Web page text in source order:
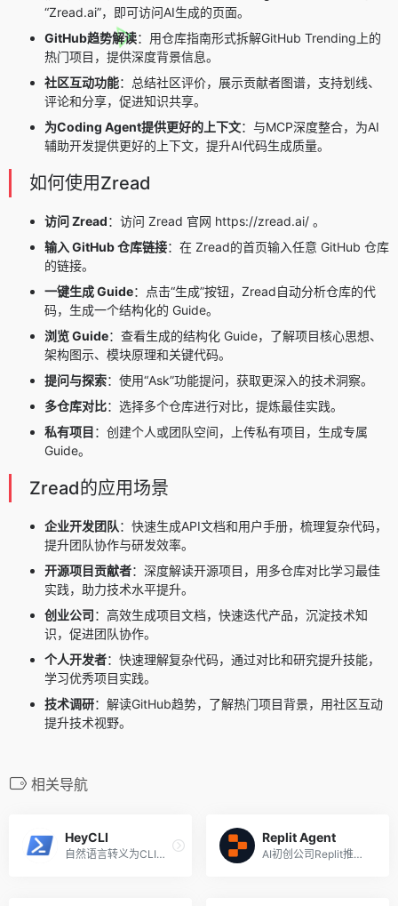
“Zread.ai”，即可访问AI生成的页面。
GitHub趋势解读：用仓库指南形式拆解GitHub Trending上的
热门项目，提供深度背景信息。
社区互动功能：总结社区评价，展示贡献者图谱，支持划线、
评论和分享，促进知识共享。
为Coding Agent提供更好的上下文：与MCP深度整合，为AI
辅助开发提供更好的上下文，提升AI代码生成质量。
如何使用Zread
访问 Zread：访问 Zread 官网 https://zread.ai/ 。
输入 GitHub 仓库链接：在 Zread的首页输入任意 GitHub 仓库
的链接。
一键生成 Guide：点击“生成”按钮，Zread自动分析仓库的代
码，生成一个结构化的 Guide。
浏览 Guide：查看生成的结构化 Guide，了解项目核心思想、
架构图示、模块原理和关键代码。
提问与探索：使用“Ask”功能提问，获取更深入的技术洞察。
多仓库对比：选择多个仓库进行对比，提炼最佳实践。
私有项目：创建个人或团队空间，上传私有项目，生成专属
Guide。
Zread的应用场景
企业开发团队：快速生成API文档和用户手册，梳理复杂代码，
提升团队协作与研发效率。
开源项目贡献者：深度解读开源项目，用多仓库对比学习最佳
实践，助力技术水平提升。
创业公司：高效生成项目文档，快速迭代产品，沉淀技术知
识，促进团队协作。
个人开发者：快速理解复杂代码，通过对比和研究提升技能，
学习优秀项目实践。
技术调研：解读GitHub趋势，了解热门项目背景，用社区互动
提升技术视野。
相关导航
HeyCLI
自然语言转义为CLI命令
Replit Agent
AI初创公司Replit推出的AI编...